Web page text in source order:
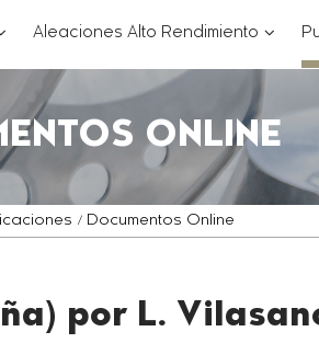
Aleaciones Alto Rendimiento ???
ONLINE
Documentos Online
por L.